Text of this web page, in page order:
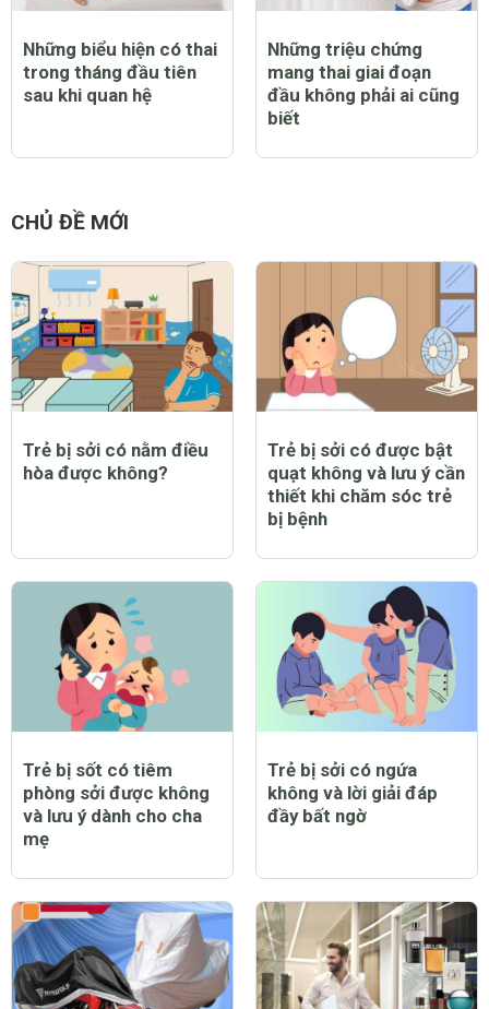
Những biểu hiện có thai
trong tháng đầu tiên
sau khi quan hệ
Những triệu chứng
mang thai giai đoạn
đầu không phải ai cũng
biết
CHỦ ĐỀ MỚI
Trẻ bị sởi có nằm điều
hòa được không?
Trẻ bị sởi có được bật
quạt không và lưu ý cần
thiết khi chăm sóc trẻ
bị bệnh
Trẻ bị sốt có tiêm
phòng sởi được không
và lưu ý dành cho cha
mẹ
Trẻ bị sởi có ngứa
không và lời giải đáp
đầy bất ngờ